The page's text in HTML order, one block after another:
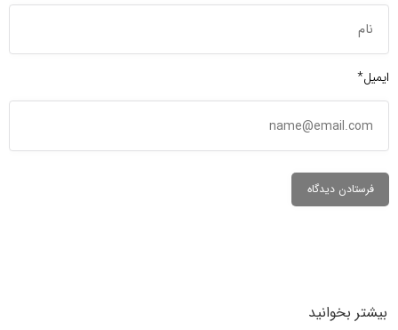
ایمیل*
بیشتر بخوانید